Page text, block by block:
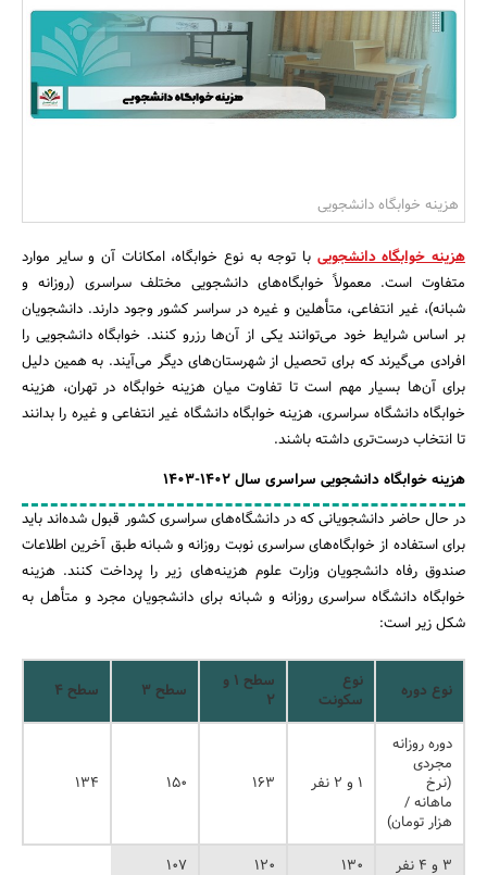
بانک، بیمه و سرمایه
مسکن و ساختمان
هزینه خوابگاه دانشجویی
هزینه خوابگاه دانشجویی با توجه به نوع خوابگاه، امکانات آن و سایر موارد
متفاوت است. معمولاً خوابگاه‌های دانشجویی مختلف سراسری (روزانه و
شبانه)، غیر انتفاعی، متأهلین و غیره در سراسر کشور وجود دارند. دانشجویان
بر اساس شرایط خود می‌توانند یکی از آن‌ها رزرو کنند. خوابگاه دانشجویی را
افرادی می‌گیرند که برای تحصیل از شهرستان‌های دیگر می‌آیند. به همین دلیل
برای آن‌ها بسیار مهم است تا تفاوت میان هزینه خوابگاه در تهران، هزینه
خوابگاه دانشگاه سراسری، هزینه خوابگاه دانشگاه غیر انتفاعی و غیره را بدانند
تا انتخاب درست‌تری داشته باشند.
هزینه خوابگاه دانشجویی سراسری سال ۱۴۰۲-۱۴۰۳
در حال حاضر دانشجویانی که در دانشگاه‌های سراسری کشور قبول شده‌اند باید
برای استفاده از خوابگاه‌های سراسری نوبت روزانه و شبانه طبق آخرین اطلاعات
صندوق رفاه دانشجویان وزارت علوم هزینه‌های زیر را پرداخت کنند. هزینه
خوابگاه دانشگاه سراسری روزانه و شبانه برای دانشجویان مجرد و متأهل به
شکل زیر است:
نوع دوره
نوع
سکونت
سطح ۱ و
۲
سطح ۳ سطح ۴
دوره روزانه
مجردی
(نرخ
ماهانه /
هزار تومان)
۱ و ۲ نفر ۱۶۳ ۱۵۰ ۱۳۴
۳ و ۴ نفر ۱۳۰ ۱۲۰
۱۰۷